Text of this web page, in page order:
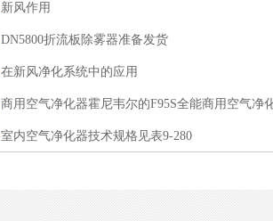
新风作用
DN5800折流板除雾器准备发货
在新风净化系统中的应用
商用空气净化器霍尼韦尔的F95S全能商用空气净
室内空气净化器技术规格见表9-280